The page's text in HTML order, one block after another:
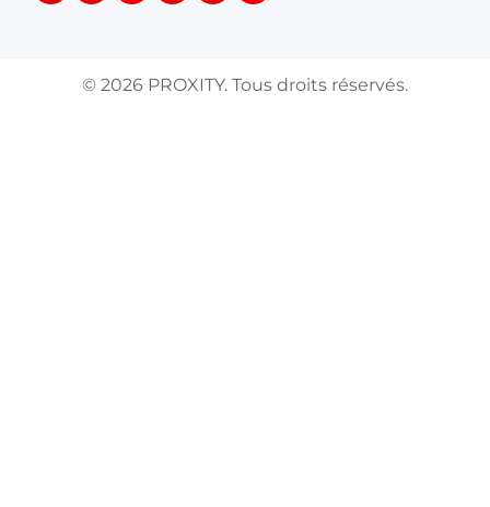
© 2026 PROXITY. Tous droits réservés.